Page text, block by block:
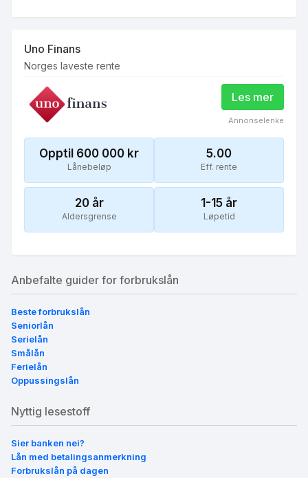
Uno Finans
Norges laveste rente
Les mer
Annonselenke
Opptil 600 000 kr
Lånebeløp
5.00
Eff. rente
20år
Aldersgrense
1-15 år
Løpetid
Anbefalte guider for forbrukslån
Beste forbrukslån
Seniorlån
Serielån
Smålån
Ferielån
Oppussingslån
Nyttig lesestoff
Sier banken nei?
Lån med betalingsanmerkning
Forbrukslån på dagen